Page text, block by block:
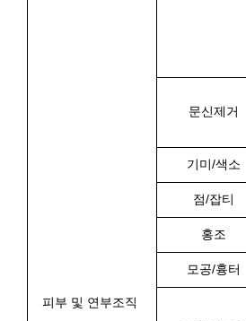
피부 및 연부조직
문신제거
기미/색소
점/잡티
홍조
모공/흉터